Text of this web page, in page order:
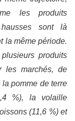
les produits
sont là
la même période.
produits
les marchés, de
la pomme de terre
%), la volaille
(11,6 %) et